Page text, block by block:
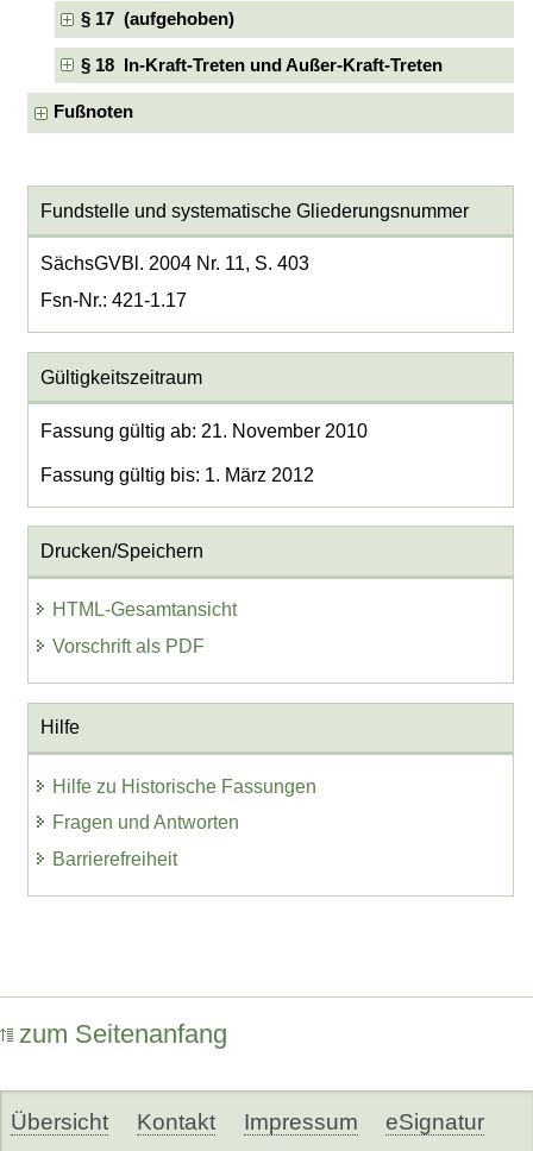
§ 17 (aufgehoben)
§ 18 In-Kraft-Treten und Außer-Kraft-Treten
Fußnoten
Fundstelle und systematische Gliederungsnummer
SächsGVBl. 2004 Nr. 11, S. 403
Fsn-Nr.: 421-1.17
Gültigkeitszeitraum
Fassung gültig ab: 21. November 2010
Fassung gültig bis: 1. März 2012
Drucken/Speichern
HTML-Gesamtansicht
Vorschrift als PDF
Hilfe
Hilfe zu Historische Fassungen
Fragen und Antworten
Barrierefreiheit
zum Seitenanfang
Übersicht Kontakt Impressum eSignatur